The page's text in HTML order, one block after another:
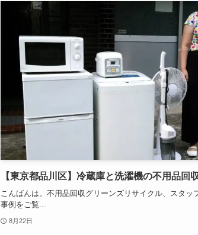
【東京都品川区】冷蔵庫と洗濯機の不用品回
こんばんは。不用品回収グリーンズリサイクル、スタッ
事例をご覧...
8月22日